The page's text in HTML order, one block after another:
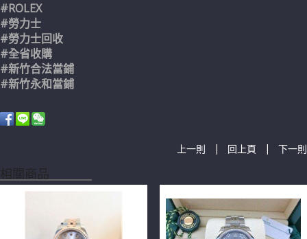
#ROLEX
#勞力士
#勞力士回收
#全省收購
#新竹合法當鋪
#新竹永和當鋪
上一則 | 回上頁 | 下一則
相關商品